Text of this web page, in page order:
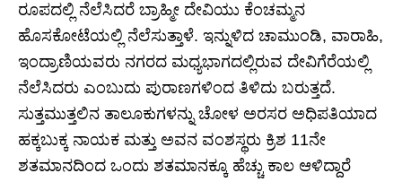
ರೂಪದಲ್ಲಿ ನೆಲೆಸಿದರೆ ಬ್ರಾಹ್ಮೀ ದೇವಿಯು ಕೆಂಚಮ್ಮನ
ಹೊಸಕೋಟೆಯಲ್ಲಿ ನೆಲೆಸುತ್ತಾಳೆ. ಇನ್ನುಳಿದ ಚಾಮುಂಡಿ, ವಾರಾಹಿ,
ಇಂದ್ರಾಣಿಯವರು ನಗರದ ಮಧ್ಯಭಾಗದಲ್ಲಿರುವ ದೇವಿಗೆರೆಯಲ್ಲಿ
ನೆಲೆಸಿದರು ಎಂಬುದು ಪುರಾಣಗಳಿಂದ ತಿಳಿದು ಬರುತ್ತದೆ.
ಸುತ್ತಮುತ್ತಲಿನ ತಾಲೂಕುಗಳನ್ನು ಚೋಳ ಅರಸರ ಅಧಿಪತಿಯಾದ
ಹಕ್ಕಬುಕ್ಕ ನಾಯಕ ಮತ್ತು ಅವನ ವಂಶಸ್ಥರು ಕ್ರಿಶ 11ನೇ
ಶತಮಾನದಿಂದ ಒಂದು ಶತಮಾನಕ್ಕೂ ಹೆಚ್ಚು ಕಾಲ ಆಳಿದ್ದಾರೆ